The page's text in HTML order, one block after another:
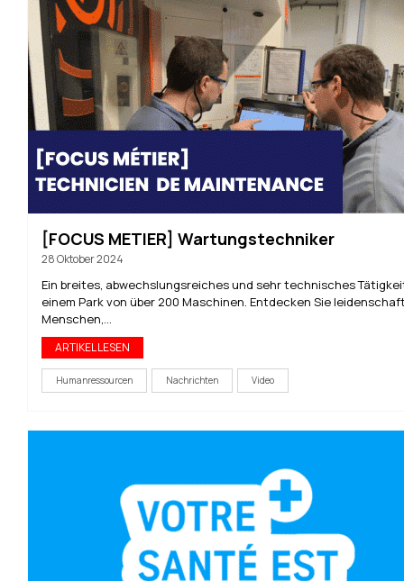
[FOCUS METIER] Wartungstechniker
28 Oktober 2024
Ein breites, abwechslungsreiches und sehr technisches
einem Park von über 200 Maschinen. Entdecken Sie
Menschen,...
ARTIKEL LESEN
Humanressourcen Nachrichten Video